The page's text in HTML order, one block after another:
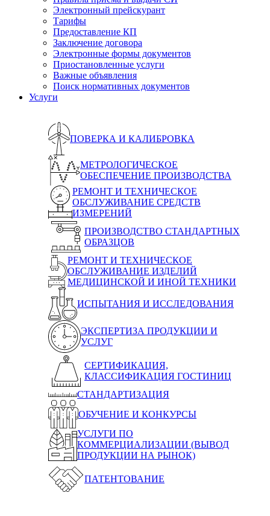
Электронный прейскурант
Тарифы
Предоставление КП
Заключение договора
Электронные формы документов
Приостановленные услуги
Важные объявления
Поиск нормативных документов
Услуги
ПОВЕРКА И КАЛИБРОВКА
МЕТРОЛОГИЧЕСКОЕ
ОБЕСПЕЧЕНИЕ ПРОИЗВОДСТВА
РЕМОНТ И ТЕХНИЧЕСКОЕ
ОБСЛУЖИВАНИЕ СРЕДСТВ
ИЗМЕРЕНИЙ
ПРОИЗВОДСТВО СТАНДАРТНЫХ
ОБРАЗЦОВ
РЕМОНТ И ТЕХНИЧЕСКОЕ
ОБСЛУЖИВАНИЕ ИЗДЕЛИЙ
МЕДИЦИНСКОЙ И ИНОЙ ТЕХНИКИ
ИСПЫТАНИЯ И ИССЛЕДОВАНИЯ
ЭКСПЕРТИЗА ПРОДУКЦИИ И
УСЛУГ
СЕРТИФИКАЦИЯ,
КЛАССИФИКАЦИЯ ГОСТИНИЦ
СТАНДАРТИЗАЦИЯ
ОБУЧЕНИЕ И КОНКУРСЫ
УСЛУГИ ПО
КОММЕРЦИАЛИЗАЦИИ (ВЫВОД
ПРОДУКЦИИ НА РЫНОК)
ПАТЕНТОВАНИЕ